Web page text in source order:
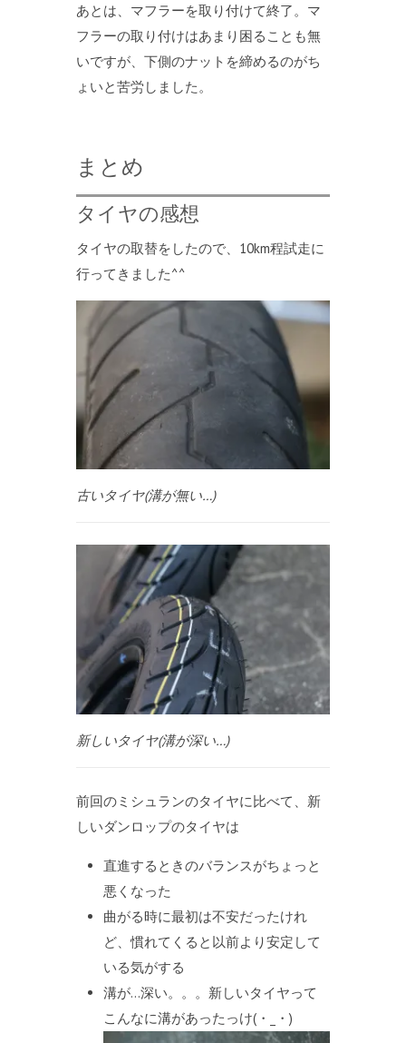
あとは、マフラーを取り付けて終了。マ
フラーの取り付けはあまり困ることも無
いですが、下側のナットを締めるのがち
ょいと苦労しました。
まとめ
タイヤの感想
タイヤの取替をしたので、10km程試走に
行ってきました^^
古いタイヤ(溝が無い…)
新しいタイヤ(溝が深い…)
前回のミシュランのタイヤに比べて、新
しいダンロップのタイヤは
直進するときのバランスがちょっと
悪くなった
曲がる時に最初は不安だったけれ
ど、慣れてくると以前より安定して
いる気がする
溝が…深い。。。新しいタイヤって
こんなに溝があったっけ(・_・)